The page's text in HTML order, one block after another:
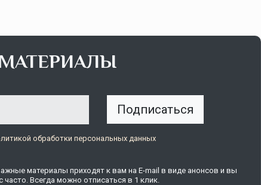
Подписаться
обработки персональных данных
материалы приходят к вам на E-mail в виде анонсов и вы
Всегда можно отписаться в 1 клик.